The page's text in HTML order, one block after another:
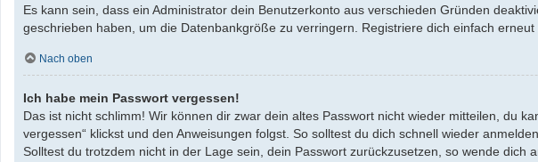
Es kann sein, dass ein Administrator dein Benutzerkonto aus verschieden Gründen
geschrieben haben, um die Datenbankgröße zu verringern. Registriere dich einfach
Nach oben
Ich habe mein Passwort vergessen!
Das ist nicht schlimm! Wir können dir zwar dein altes Passwort nicht wieder mitteilen, du
vergessen“ klickst und den Anweisungen folgst. So solltest du dich schnell wieder
Solltest du trotzdem nicht in der Lage sein, dein Passwort zurückzusetzen, so wende dich